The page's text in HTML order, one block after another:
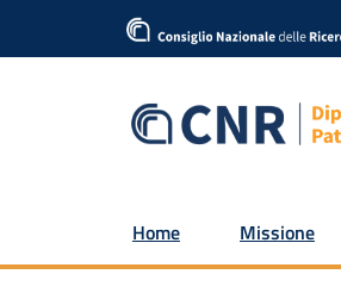
Home Missione